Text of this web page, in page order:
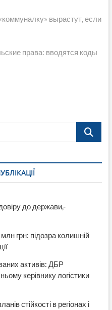
вырастут, если
права: вводятся коды
Поиск…
до держави,-
грн: підозра колишній
активів: ДБР
керівнику логістики
стійкості в регіонах і